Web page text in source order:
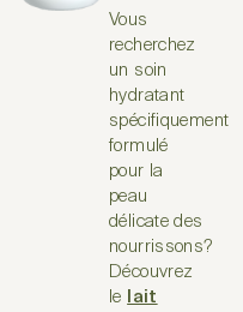
Vous
recherchez
un soin
hydratant
spécifiquement
formulé
pour la
peau
délicate des
nourrissons?
Découvrez
le
lait